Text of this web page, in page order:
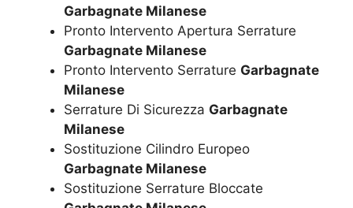
Garbagnate Milanese
Pronto Intervento Apertura Serrature
Garbagnate Milanese
Pronto Intervento Serrature Garbagnate
Milanese
Serrature Di Sicurezza Garbagnate
Milanese
Sostituzione Cilindro Europeo
Garbagnate Milanese
Sostituzione Serrature Bloccate